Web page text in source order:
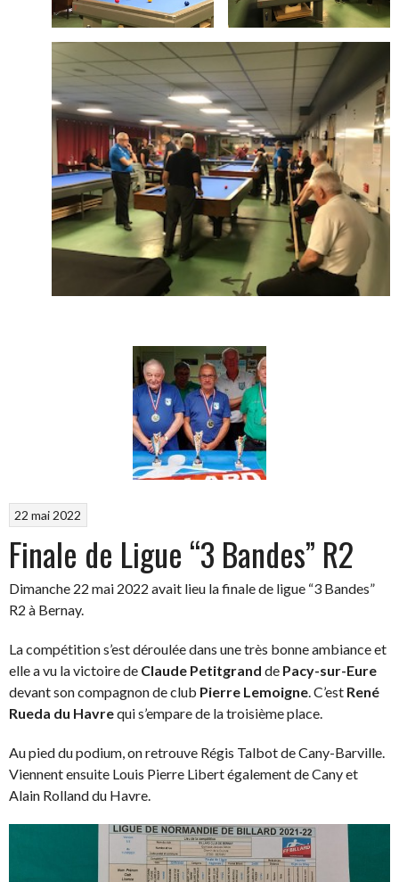
22 mai 2022
Finale de Ligue “3 Bandes” R2
Dimanche 22 mai 2022 avait lieu la finale de ligue “3 Bandes”
R2 à Bernay.
La compétition s’est déroulée dans une très bonne ambiance et
elle a vu la victoire de Claude Petitgrand de Pacy-sur-Eure
devant son compagnon de club Pierre Lemoigne. C’est René
Rueda du Havrequi s’empare de la troisième place.
Au pied du podium, on retrouve Régis Talbot de Cany-Barville.
Viennent ensuite Louis Pierre Libert également de Cany et
Alain Rolland du Havre.